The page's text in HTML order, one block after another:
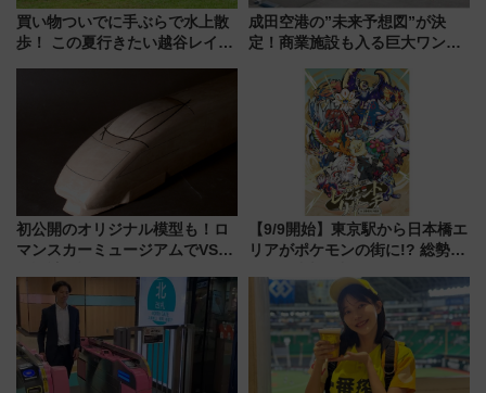
買い物ついでに手ぶらで水上散
歩！ この夏行きたい越谷レイク
成田空港の”未来予想図”が決
定！商業施設も入る巨大ワンタ
で新型特急が品川･羽田とを結
ぶ！ JR空港駅は2面3線化！
初公開のオリジナル模型も！ロ
マンスカーミュージアムでVSE
15日スタート
【9/9開始】東京駅から日本橋エ
リアがポケモンの街に!? 総勢
リサーチ」本格謎解き・グッズ
情報まとめ